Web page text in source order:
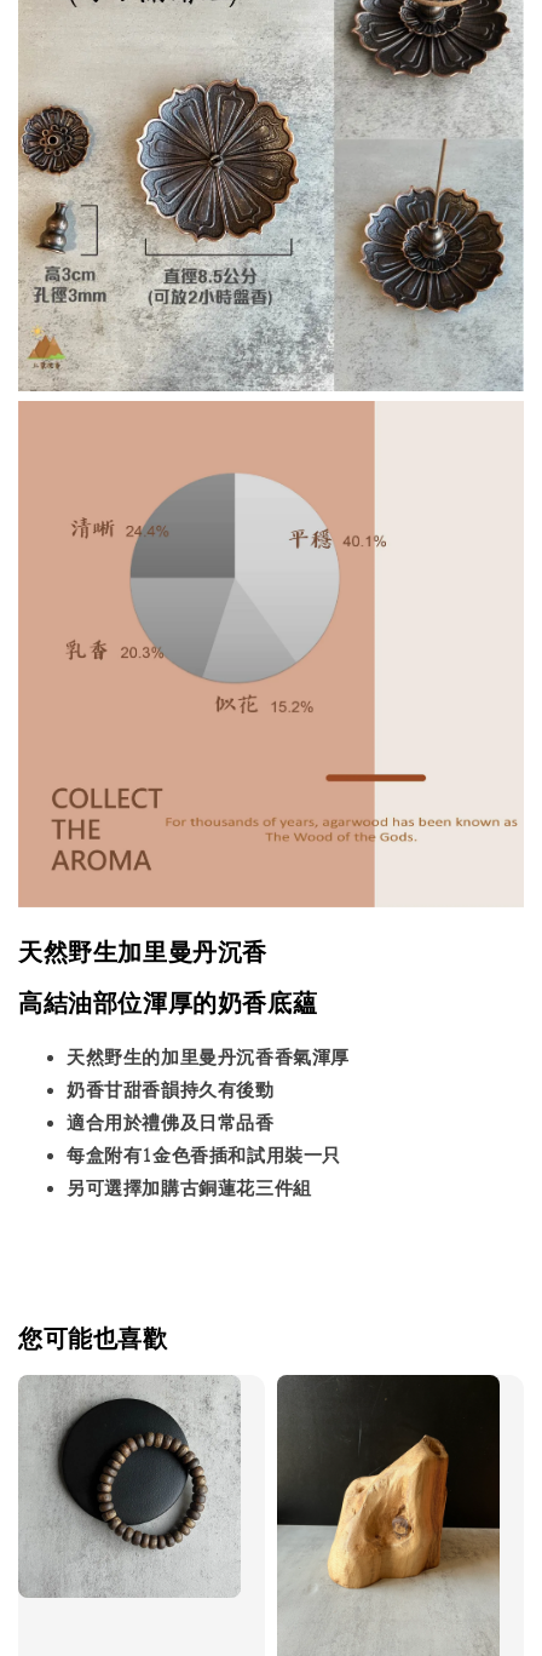
天然野生加里曼丹沉香
高結油部位渾厚的奶香底蘊
天然野生的加里曼丹沉香香氣渾厚
奶香甘甜香韻持久有後勁
適合用於禮佛及日常品香
每盒附有1金色香插和試用裝一只
另可選擇加購古銅蓮花三件組
您可能也喜歡